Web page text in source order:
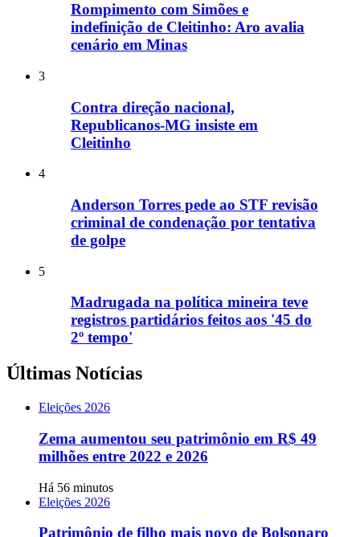
Rompimento com Simões e
indefinição de Cleitinho: Aro avalia
cenário em Minas
3
Contra direção nacional,
Republicanos-MG insiste em
Cleitinho
4
Anderson Torres pede ao STF revisão
criminal de condenação por tentativa
de golpe
5
Madrugada na política mineira teve
registros partidários feitos aos '45 do
2º tempo'
Últimas Notícias
Eleições 2026
Zema aumentou seu patrimônio em R$ 49
milhões entre 2022 e 2026
Há 56 minutos
Eleições 2026
Patrimônio de filho mais novo de Bolsonaro